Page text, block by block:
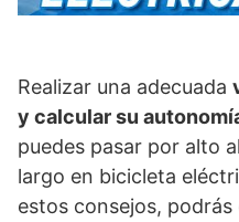
Realizar una adecuada
y calcular su
puedes pasar por alto
largo en bicicleta
estos consejos,